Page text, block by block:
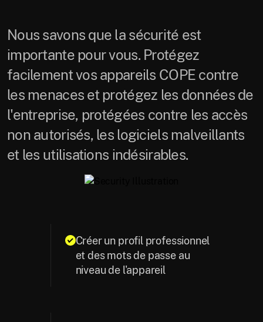
Nous savons que la sécurité est
importante pour vous. Protégez
facilement vos appareils COPE contre
les menaces et protégez les données de
l'entreprise, protégées contre les accès
non autorisés, les logiciels malveillants
et les utilisations indésirables.
Créer un profil professionnel
et des mots de passe au
niveau de l'appareil